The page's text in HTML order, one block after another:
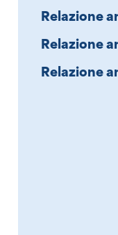
Relazione
Relazione
Relazione